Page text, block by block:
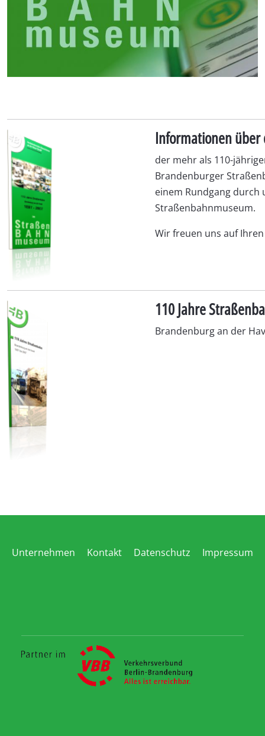
Informationen über
der mehr als 110-
Brandenburger
einem Rundgang durch
Straßenbahnmuseum.
Wir freuen uns auf
110 Jahre
Brandenburg an der
Unternehmen Kontakt Datenschutz Impressum